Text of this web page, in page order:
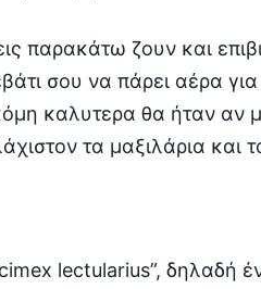
παρακάτω ζουν και
σου να πάρει αέρα
καλυτερα θα ήταν αν
τα μαξιλάρια και
lectularius”, δηλαδή